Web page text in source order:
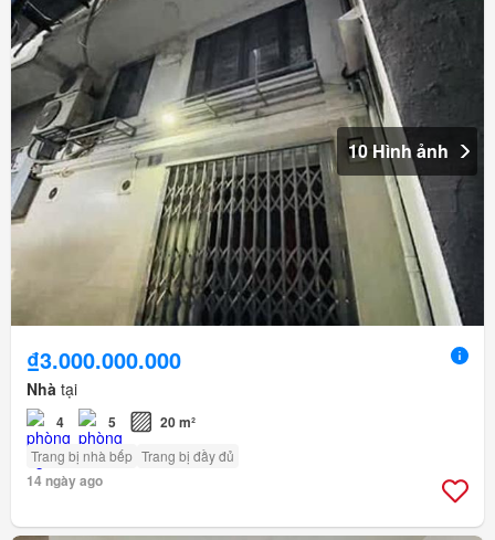
10 Hình ảnh
₫3.000.000.000
Nhà tại
4 5 20 m²
Trang bị nhà bếp Trang bị đầy đủ
14 ngày ago